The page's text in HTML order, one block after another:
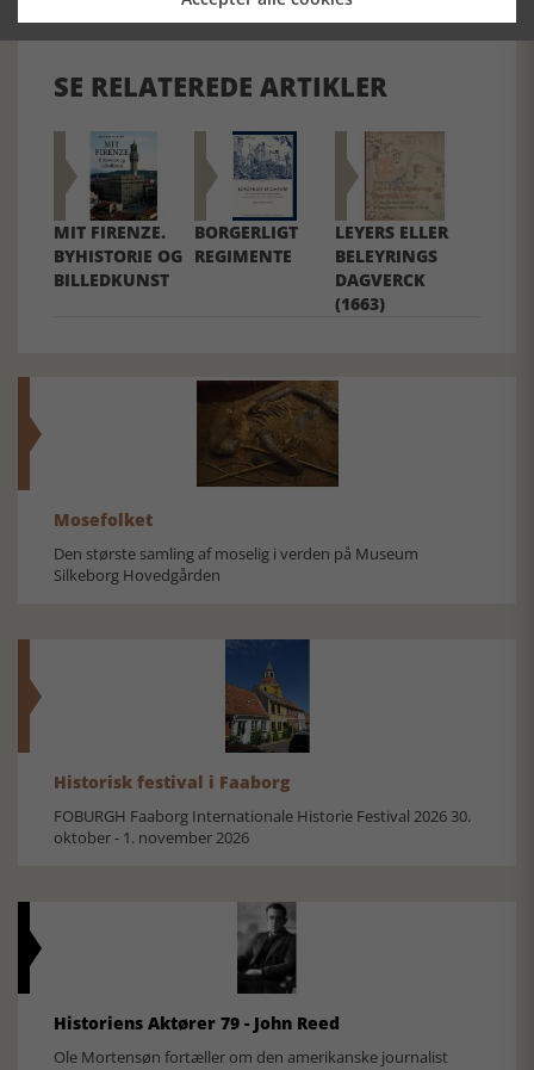
SE RELATEREDE ARTIKLER
MIT FIRENZE.
BYHISTORIE OG
BILLEDKUNST
BORGERLIGT
REGIMENTE
LEYERS ELLER
BELEYRINGS
DAGVERCK
(1663)
Mosefolket
Den største samling af moselig i verden på Museum
Silkeborg Hovedgården
Historisk festival i Faaborg
FOBURGH Faaborg Internationale Historie Festival 2026 30.
oktober - 1. november 2026
Historiens Aktører 79 - John Reed
Ole Mortensøn fortæller om den amerikanske journalist